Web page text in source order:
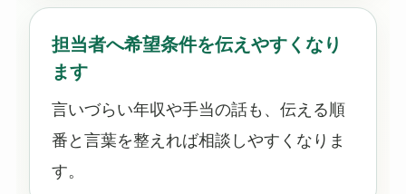
担当者へ希望条件を伝えやすくなり
ます
言いづらい年収や手当の話も、伝える順
番と言葉を整えれば相談しやすくなりま
す。